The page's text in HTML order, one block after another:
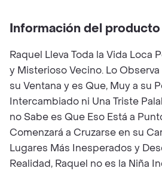
Información del producto
Raquel Lleva Toda la Vida Loca
y Misterioso Vecino. Lo
su Ventana y es Que, Muy a su
Intercambiado ni Una Triste
no Sabe es Que Eso Está a
Comenzará a Cruzarse en su
Lugares Más Inesperados y
Realidad, Raquel no es la Niña